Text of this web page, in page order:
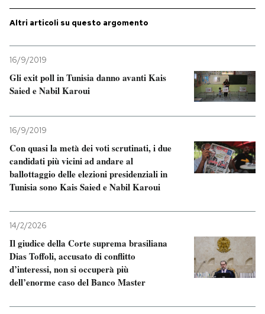
SHOP
CALENDARIO
AREA PERSONALE
Entra
Altri articoli su questo argomento
16/9/2019
Gli exit poll in Tunisia danno avanti Kais
Saied e Nabil Karoui
16/9/2019
Con quasi la metà dei voti scrutinati, i due
candidati più vicini ad andare al
ballottaggio delle elezioni presidenziali in
Tunisia sono Kais Saied e Nabil Karoui
14/2/2026
Il giudice della Corte suprema brasiliana
Dias Toffoli, accusato di conflitto
d’interessi, non si occuperà più
dell’enorme caso del Banco Master